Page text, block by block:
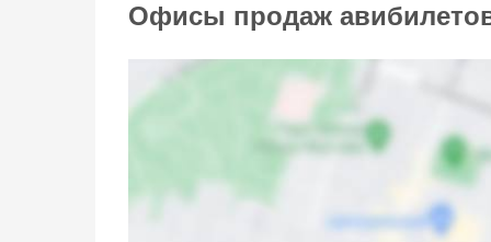
Офисы продаж авибилетов